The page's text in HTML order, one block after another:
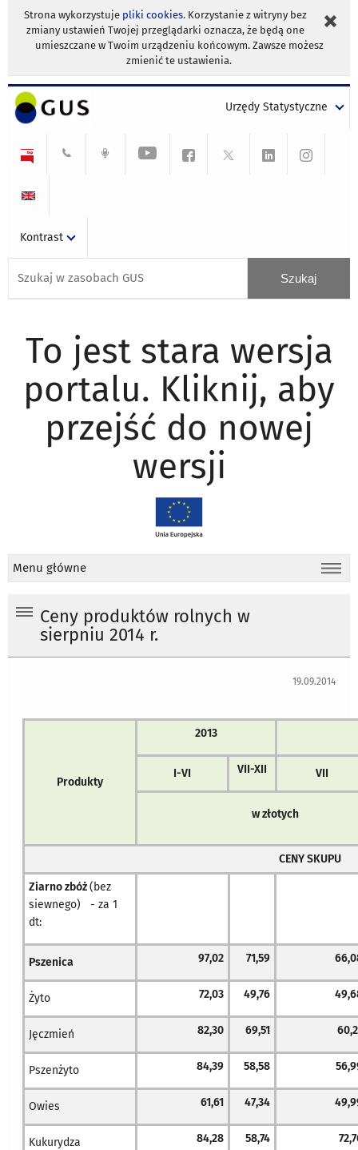
Strona wykorzystuje pliki cookies. Korzystanie z witryny bez
zmiany ustawień Twojej przeglądarki oznacza, że będą one
umieszczane w Twoim urządzeniu końcowym. Zawsze możesz
zmienić te ustawienia.
Urzędy Statystyczne
Kontrast
To jest stara wersja
portalu. Kliknij, aby
przejść do nowej
wersji
Menu główne
Ceny produktów rolnych w
sierpniu 2014 r.
19.09.2014
Produkty
2013
I-VI VII-XII VII
w złotych
CENY SKUPU
Ziarno zbóż(bez
siewnego) - za 1
dt:
Pszenica 97,02 71,59
Żyto 72,03 49,76
Jęczmień 82,30 69,51
Pszenżyto 84,39 58,58
Owies 61,61 47,34
Kukurydza 84,28 58,74